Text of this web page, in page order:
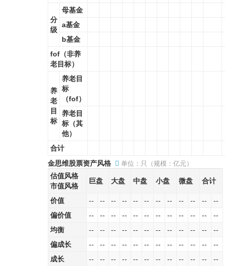
分
级
母基金
a基金
b基金
fof（非养
老目标）
养
老
目
标
养老目
标
（fof）
养老目
标（其
他）
合计
金思维股票资产风格
单位：只（规模：亿元）
估值风格
市值风格
巨盘 大盘 中盘 小盘 微盘 合计
价值 -- -- -- -- -- -- -- -- -- -- --
--
偏价值
-- -- -- -- -- -- -- -- -- -- --
--
均衡
-- -- -- -- -- -- -- -- -- -- --
--
偏成长
-- -- -- -- -- -- -- -- -- -- --
--
成长
-- -- -- -- -- -- -- -- -- -- -- --